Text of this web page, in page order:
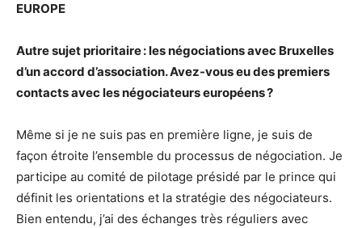
EUROPE
Autre sujet prioritaire : les négociations avec Bruxelles
d’un accord d’association. Avez-vous eu des premiers
contacts avec les négociateurs européens ?
Même si je ne suis pas en première ligne, je suis de
façon étroite l’ensemble du processus de négociation. Je
participe au comité de pilotage présidé par le prince qui
définit les orientations et la stratégie des négociateurs.
Bien entendu, j’ai des échanges très réguliers avec